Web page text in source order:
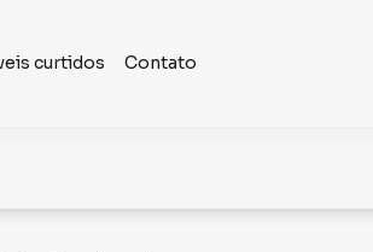
curtidos Contato